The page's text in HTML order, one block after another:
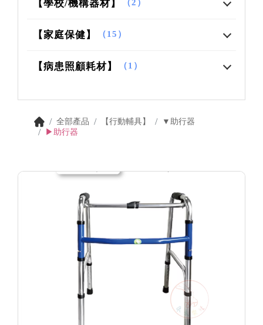
【學校/機構器材】 （2）
【家庭保健】 （15）
【病患照顧耗材】 （1）
全部產品 【行動輔具】
▼助行器
▶助行器